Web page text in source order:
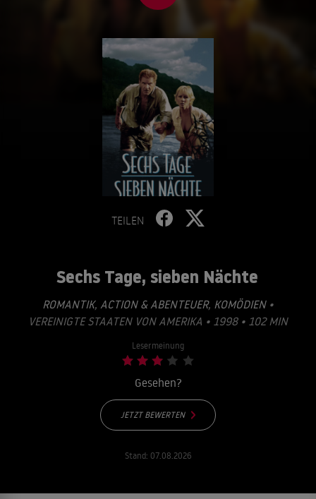
TEILEN
Sechs Tage, sieben Nächte
ROMANTIK, ACTION & ABENTEUER, KOMÖDIEN•
VEREINIGTE STAATEN VON AMERIKA • 1998 • 102 MIN
Lesermeinung
Gesehen?
JETZT BEWERTEN
Stand: 07.08.2026